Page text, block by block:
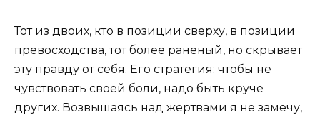
Тот из двоих, кто в позиции сверху, в позиции
превосходства, тот более раненый, но скрывает
эту правду от себя. Его стратегия: чтобы не
чувствовать своей боли, надо быть круче
других. Возвышаясь над жертвами я не замечу,